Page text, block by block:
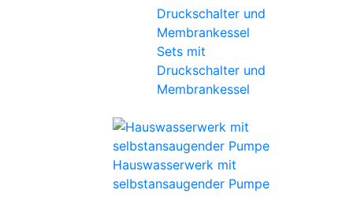
Sets mit
Druckschalter und
Membrankessel
Hauswasserwerk mit
selbstansaugender Pumpe